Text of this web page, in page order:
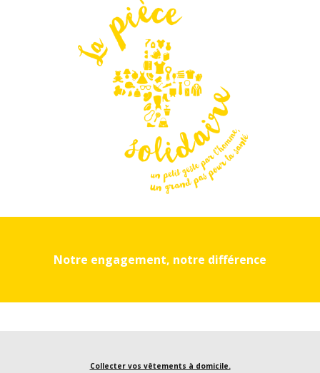
Notre engagement, notre différence
Collecter vos vêtements à domicile.